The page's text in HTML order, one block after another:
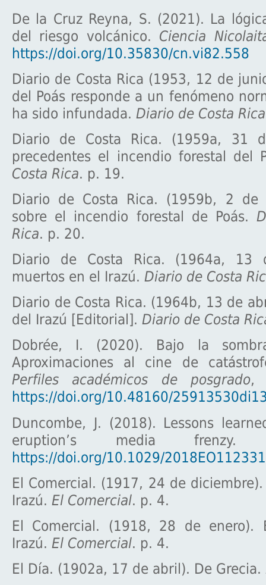
De la Cruz Reyna, S. (2021). La
del riesgo volcánico. Ciencia
https://doi.org/10.35830/cn.vi82.558
Diario de Costa Rica (1953, 12 de
del Poás responde a un fenómeno
ha sido infundada. Diario de Costa Rica
Diario de Costa Rica. (1959a, 31
precedentes el incendio forestal del
Costa Rica. p. 19.
Diario de Costa Rica. (1959b, 2 de
sobre el incendio forestal de Poás.
Rica. p. 20.
Diario de Costa Rica. (1964a, 13
muertos en el Irazú. Diario de Costa
Diario de Costa Rica. (1964b, 13 de
del Irazú [Editorial]. Diario de Costa
Dobrée, I. (2020). Bajo la
Aproximaciones al cine de
Perfiles académicos de posgrado
https://doi.org/10.48160/
Duncombe, J. (2018). Lessons
eruption’s media
https://doi.org/10.1029/2018EO112331
El Comercial. (1917, 24 de
Irazú. El Comercial. p. 4.
El Comercial. (1918, 28 de enero).
Irazú. El Comercial. p. 4.
El Día. (1902a, 17 de abril). De Grecia.